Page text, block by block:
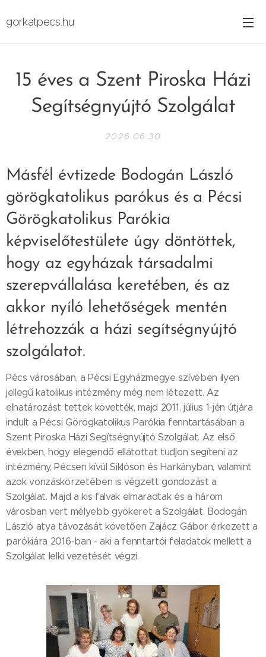
gorkatpecs.hu
15 éves a Szent Piroska Házi
Segítségnyújtó Szolgálat
2026.06.30
Másfél évtizede Bodogán László
görögkatolikus parókus és a Pécsi
Görögkatolikus Parókia
képviselőtestülete úgy döntöttek,
hogy az egyházak társadalmi
szerepvállalása keretében, és az
akkor nyíló lehetőségek mentén
létrehozzák a házi segítségnyújtó
szolgálatot.
Pécs városában, a Pécsi Egyházmegye szívében ilyen
jellegű katolikus intézmény még nem létezett. Az
elhatározást tettek követték, majd 2011. július 1-jén útjára
indult a Pécsi Görögkatolikus Parókia fenntartásában a
Szent Piroska Házi Segítségnyújtó Szolgálat. Az első
években, hogy elegendő ellátottat tudjon segíteni az
intézmény, Pécsen kívül Siklóson és Harkányban, valamint
azok vonzáskörzetében is végzett gondozást a
Szolgálat. Majd a kis falvak elmaradtak és a három
városban vert mélyebb gyökeret a Szolgálat. Bodogán
László atya távozását követően Zajácz Gábor érkezett a
parókiára 2016-ban - aki a fenntartói feladatok mellett a
Szolgálat lelki vezetését végzi.